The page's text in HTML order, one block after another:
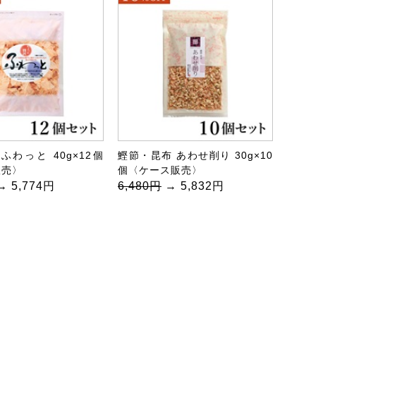
わっと 40g×12個
〉
5,774円
鰹節・昆布 あわせ削り 30g×10
個〈ケース販売〉
6,480円 → 5,832円